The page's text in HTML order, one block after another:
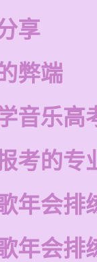
享
弊端
音乐高
考的专
年会排
年会排